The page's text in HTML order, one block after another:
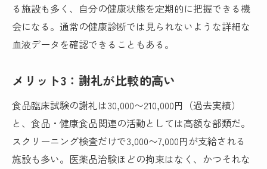
る施設も多く、自分の健康状態を定期的に把握できる機
会になる。通常の健康診断では見られないような詳細な
血液データを確認できることもある。
メリット3：謝礼が比較的高い
食品臨床試験の謝礼は30,000〜210,000円（過去実績）
と、食品・健康食品関連の活動としては高額な部類だ。
スクリーニング検査だけで3,000〜7,000円が支給される
施設も多い。医薬品治験ほどの拘束はなく、かつそれな